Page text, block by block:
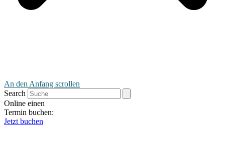
An den Anfang scrollen
Search
Online einen
Termin buchen:
Jetzt buchen